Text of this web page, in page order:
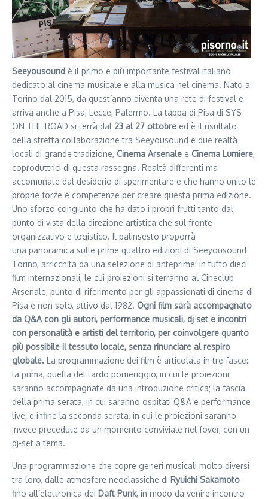
Seeyousound è il primo e più importante festival italiano
dedicato al cinema musicale e alla musica nel cinema. Nato a
Torino dal 2015, da quest’anno diventa una rete di festival e
arriva anche a Pisa, Lecce, Palermo. La tappa di Pisa di SYS
ON THE ROAD si terrà dal 23 al 27 ottobre ed è il risultato
della stretta collaborazione tra Seeyousound e due realtà
locali di grande tradizione, Cinema Arsenale e Cinema Lumiere,
coproduttrici di questa rassegna. Realtà differenti ma
accomunate dal desiderio di sperimentare e che hanno unito le
proprie forze e competenze per creare questa prima edizione.
Uno sforzo congiunto che ha dato i propri frutti tanto dal
punto di vista della direzione artistica che sul fronte
organizzativo e logistico. Il palinsesto proporrà
una panoramica sulle prime quattro edizioni di Seeyousound
Torino, arricchita da una selezione di anteprime: in tutto dieci
film internazionali, le cui proiezioni si terranno al Cineclub
Arsenale, punto di riferimento per gli appassionati di cinema di
Pisa e non solo, attivo dal 1982. Ogni film sarà accompagnato
da Q&A con gli autori, performance musicali, dj set e incontri
con personalità e artisti del territorio, per coinvolgere quanto
più possibile il tessuto locale, senza rinunciare al respiro
globale. La programmazione dei film è articolata in tre fasce:
la prima, quella del tardo pomeriggio, in cui le proiezioni
saranno accompagnate da una introduzione critica; la fascia
della prima serata, in cui saranno ospitati Q&A e performance
live; e infine la seconda serata, in cui le proiezioni saranno
invece precedute da un momento conviviale nel foyer, con un
dj-set a tema.
Una programmazione che copre generi musicali molto diversi
tra loro, dalle atmosfere neoclassiche di Ryuichi Sakamoto
fino all’elettronica dei Daft Punk, in modo da venire incontro